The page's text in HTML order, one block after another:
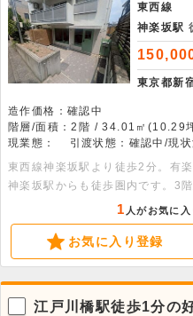
東西線
神楽坂駅
東京都新
造作価格：確認中
階層/面積：2階 / 34.01㎡(10.29
現業態：
引渡状態：確認中/現状
東西線神楽坂駅より徒歩2分。有
神楽坂駅からも徒歩圏内です。3
事務所店舗です。エレベーター・
1 人がお気に
お気に入り登録
江戸川橋駅徒歩1分の